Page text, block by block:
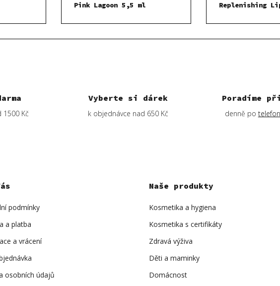
Kč
Vyberte si dárek
k objednávce nad 650 Kč
Poradíme
denně po
Pink Lagoon 5,5 ml
Replenishing
8,5 ml
podmínky
a platba
a vrácení
osobních údajů
Naše produkty
Kosmetika a hygiena
Kosmetika s certifikáty
Zdravá výživa
Děti a maminky
Domácnost